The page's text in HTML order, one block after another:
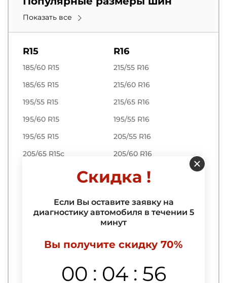
Показать все
R15
185/60 R15
185/65 R15
195/55 R15
195/60 R15
195/65 R15
205/65 R15c
R16
215/55 R16
215/60 R16
215/65 R16
195/55 R16
205/55 R16
205/60 R16
225/45 R17
225/65 R17
R18
225/60 R18
235/50 R18
235/60 R18
Скидка !
Если Вы оставите заявку на
диагностику автомобиля в течении 5
минут
Вы получите скидку 70%
00 : 04 : 55